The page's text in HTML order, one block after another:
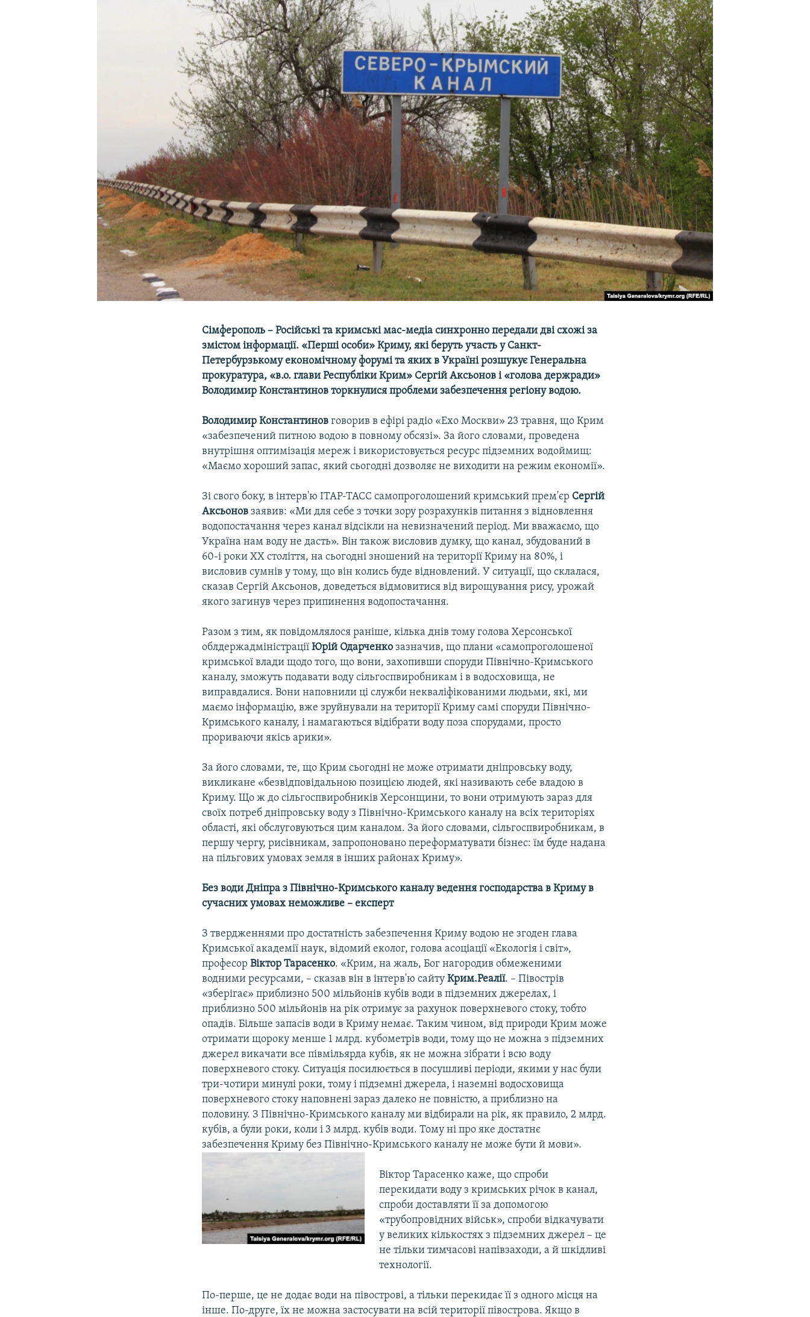
Сімферополь – Російські та кримські мас-медіа синхронно передали дві схожі за
змістом інформації. «Перші особи» Криму, які беруть участь у Санкт-
Петербурзькому економічному форумі та яких в Україні розшукує Генеральна
прокуратура, «в.о. глави Республіки Крим» Сергій Аксьонов і «голова держради»
Володимир Константинов торкнулися проблеми забезпечення регіону водою.
Володимир Константиновговорив в ефірі радіо «Ехо Москви» 23 травня, що Крим
«забезпечений питною водою в повному обсязі». За його словами, проведена
внутрішня оптимізація мереж і використовується ресурс підземних водоймищ:
«Маємо хороший запас, який сьогодні дозволяє не виходити на режим економії».
Зі свого боку, в інтерв'ю ІТАР-ТАСС самопроголошений кримський прем'єр Сергій
Аксьонов заявив: «Ми для себе з точки зору розрахунків питання з відновлення
водопостачання через канал відсікли на невизначений період. Ми вважаємо, що
Україна нам воду не дасть». Він також висловив думку, що канал, збудований в
60-і роки XX століття, на сьогодні зношений на території Криму на 80%, і
висловив сумнів у тому, що він колись буде відновлений. У ситуації, що склалася,
сказав Сергій Аксьонов, доведеться відмовитися від вирощування рису, урожай
якого загинув через припинення водопостачання.
Разом з тим, як повідомлялося раніше, кілька днів тому голова Херсонської
облдержадміністраціїЮрій Одарченко зазначив, що плани «самопроголошеної
кримської влади щодо того, що вони, захопивши споруди Північно-Кримського
каналу, зможуть подавати воду сільгоспвиробникам і в водосховища, не
виправдалися. Вони наповнили ці служби некваліфікованими людьми, які, ми
маємо інформацію, вже зруйнували на території Криму самі споруди Північно-
Кримського каналу, і намагаються відібрати воду поза спорудами, просто
прориваючи якісь арики».
За його словами, те, що Крим сьогодні не може отримати дніпровську воду,
викликане «безвідповідальною позицією людей, які називають себе владою в
Криму. Що ж до сільгоспвиробників Херсонщини, то вони отримують зараз для
своїх потреб дніпровську воду з Північно-Кримського каналу на всіх територіях
області, які обслуговуються цим каналом. За його словами, сільгоспвиробникам, в
першу чергу, рисівникам, запропоновано переформатувати бізнес: їм буде надана
на пільгових умовах земля в інших районах Криму».
Без води Дніпра з Північно-Кримського каналу ведення господарства в Криму в
сучасних умовах неможливе – експерт
З твердженнями про достатність забезпечення Криму водою не згоден глава
Кримської академії наук, відомий еколог, голова асоціації «Екологія і світ»,
професор Віктор Тарасенко. «Крим, на жаль, Бог нагородив обмеженими
водними ресурсами, – сказав він в інтерв'ю сайтуКрим.Реалії. – Півострів
«зберігає» приблизно 500 мільйонів кубів води в підземних джерелах, і
приблизно 500 мільйонів на рік отримує за рахунок поверхневого стоку, тобто
опадів. Більше запасів води в Криму немає. Таким чином, від природи Крим може
отримати щороку менше 1 млрд. кубометрів води, тому що не можна з підземних
джерел викачати все півмільярда кубів, як не можна зібрати і всю воду
поверхневого стоку. Ситуація посилюється в посушливі періоди, якими у нас були
три-чотири минулі роки, тому і підземні джерела, і наземні водосховища
поверхневого стоку наповнені зараз далеко не повністю, а приблизно на
половину. З Північно-Кримського каналу ми відбирали на рік, як правило, 2 млрд.
кубів, а були роки, коли і 3 млрд. кубів води. Тому ні про яке достатнє
забезпечення Криму без Північно-Кримського каналу не може бути й мови».
Віктор Тарасенко каже, що спроби
перекидати воду з кримських річок в канал,
спроби доставляти її за допомогою
«трубопровідних військ», спроби відкачувати
у великих кількостях з підземних джерел – це
не тільки тимчасові напівзаходи, а й шкідливі
технології.
По-перше, це не додає води на півострові, а тільки перекидає її з одного місця на
інше. По-друге, їх не можна застосувати на всій території півострова. Якщо в